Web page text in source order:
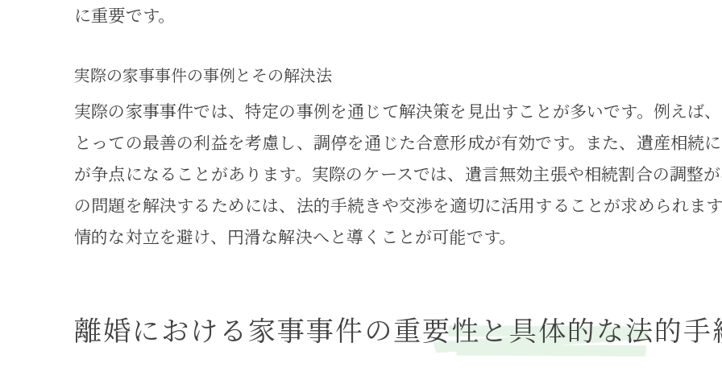
専門家が教えるストレス軽減法
家事事件を通じた持続可能な家庭問題解決のための
持続可能な解決策の重要性
家族構成を考慮した解決法
家事事件で得られる学びと成長
に重要です。
実際の家事事件の事例とその解決法
実際の家事事件では、特定の事例を通じて解決策を見出すことが多いです。例えば
とっての最善の利益を考慮し、調停を通じた合意形成が有効です。また、遺産相続
が争点になることがあります。実際のケースでは、遺言無効主張や相続割合の調整
の問題を解決するためには、法的手続きや交渉を適切に活用することが求められま
情的な対立を避け、円滑な解決へと導くことが可能です。
離婚における家事事件の重要性と具体的な法的手